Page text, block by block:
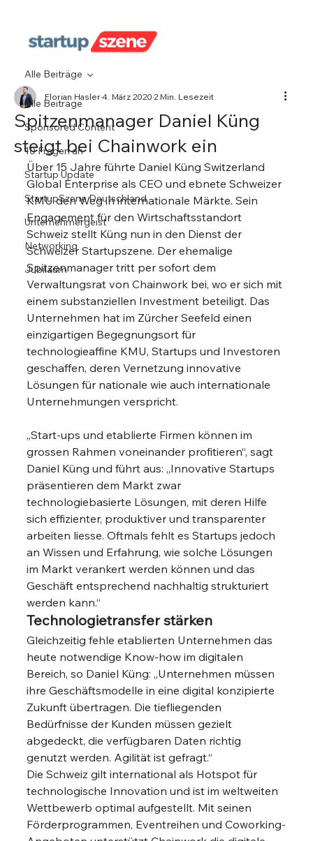
Alle Beiträge
Sponsored Content
10 Fragen an
Startup Update
StartupSzene Deutschland
Unternehmergeist
Networking
Jubiläum
Alle Beiträge
Spitzenmanager Daniel Küng
steigt bei Chainwork ein
Florian Hasler4. März 20202 Min. Lesezeit
Über 15 Jahre führte Daniel Küng Switzerland
Global Enterprise als CEO und ebnete Schweizer
KMU den Weg in internationale Märkte. Sein
Engagement für den Wirtschaftsstandort
Schweiz stellt Küng nun in den Dienst der
Schweizer Startupszene. Der ehemalige
Spitzenmanager tritt per sofort dem
Verwaltungsrat von Chainwork bei, wo er sich mit
einem substanziellen Investment beteiligt. Das
Unternehmen hat im Zürcher Seefeld einen
einzigartigen Begegnungsort für
technologieaffine KMU, Startups und Investoren
geschaffen, deren Vernetzung innovative
Lösungen für nationale wie auch internationale
Unternehmungen verspricht.
„Start-ups und etablierte Firmen können im
grossen Rahmen voneinander profitieren“, sagt
Daniel Küng und führt aus: „Innovative Startups
präsentieren dem Markt zwar
technologiebasierte Lösungen, mit deren Hilfe
sich effizienter, produktiver und transparenter
arbeiten liesse. Oftmals fehlt es Startups jedoch
an Wissen und Erfahrung, wie solche Lösungen
im Markt verankert werden können und das
Geschäft entsprechend nachhaltig strukturiert
werden kann.“
Technologietransfer stärken
Gleichzeitig fehle etablierten Unternehmen das
heute notwendige Know-how im digitalen
Bereich, so Daniel Küng: „Unternehmen müssen
ihre Geschäftsmodelle in eine digital konzipierte
Zukunft übertragen. Die tiefliegenden
Bedürfnisse der Kunden müssen gezielt
abgedeckt, die verfügbaren Daten richtig
genutzt werden. Agilität ist gefragt.“
Die Schweiz gilt international als Hotspot für
technologische Innovation und ist im weltweiten
Wettbewerb optimal aufgestellt. Mit seinen
Förderprogrammen, Eventreihen und Coworking-